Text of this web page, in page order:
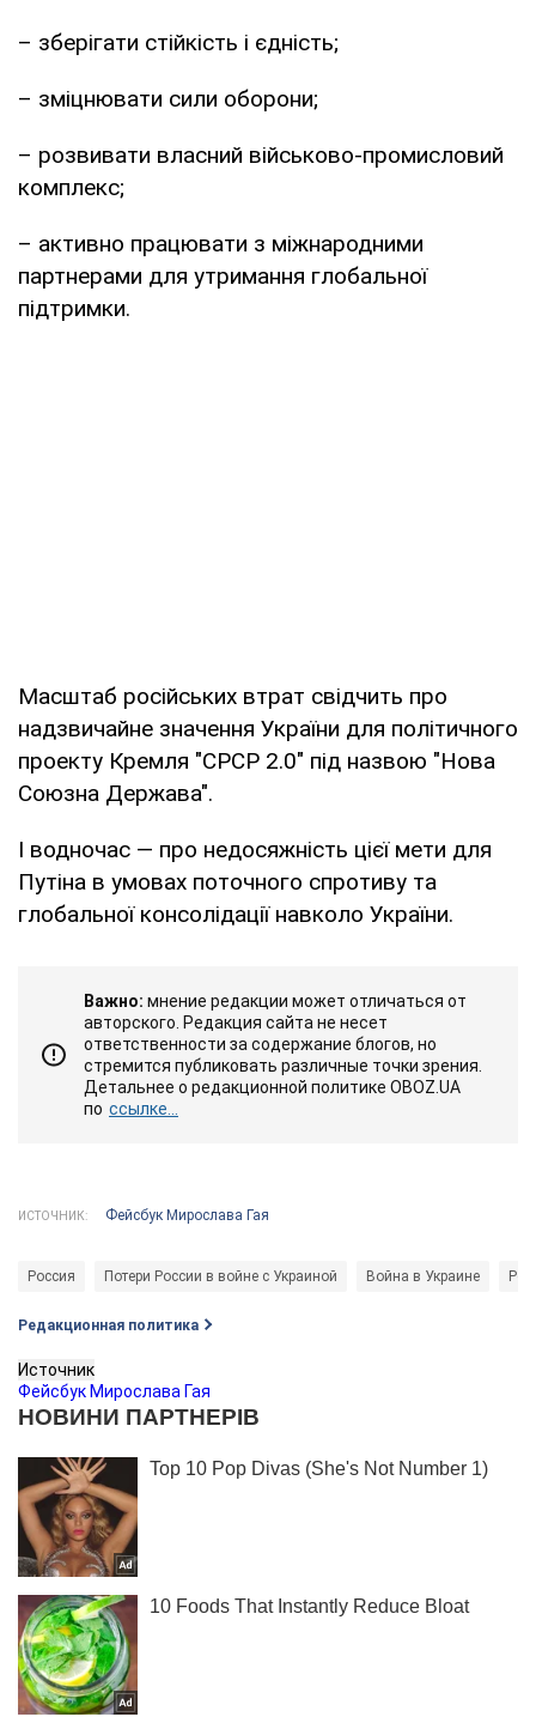
– зберігати стійкість і єдність;
– зміцнювати сили оборони;
– розвивати власний військово-промисловий
комплекс;
– активно працювати з міжнародними
партнерами для утримання глобальної
підтримки.
Масштаб російських втрат свідчить про
надзвичайне значення України для політичного
проекту Кремля "СРСР 2.0" під назвою "Нова
Союзна Держава".
І водночас — про недосяжність цієї мети для
Путіна в умовах поточного спротиву та
глобальної консолідації навколо України.
Важно: мнение редакции может отличаться от
авторского. Редакция сайта не несет
ответственности за содержание блогов, но
стремится публиковать различные точки зрения.
Детальнее о редакционной политике OBOZ.UA
по ссылке...
ИСТОЧНИК: Фейсбук Мирослава Гая
Россия Потери России в войне с Украиной Война в Украине
Редакционная политика
Источник
Фейсбук Мирослава Гая